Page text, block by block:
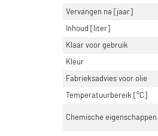
Vervangen na [jaar]
Inhoud [liter]
Klaar voor gebruik
Kleur
Fabrieksadvies voor olie
Temperatuurbereik [°C]
Chemische eigenschappen